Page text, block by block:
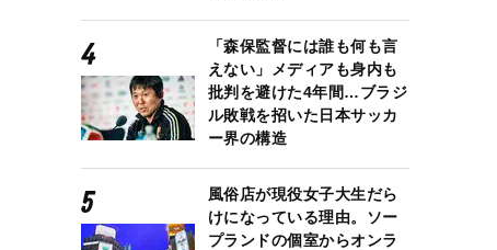
「森保監督には誰も何も言
えない」メディアも身内も
批判を避けた4年間…ブラジ
ル敗戦を招いた日本サッカ
ー界の構造
風俗店が現役女子大生だら
けになっている理由。ソー
プランドの個室からオンラ